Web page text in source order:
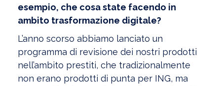
esempio, che cosa state facendo in
ambito trasformazione digitale?
L’anno scorso abbiamo lanciato un
programma di revisione dei nostri prodotti
nell’ambito prestiti, che tradizionalmente
non erano prodotti di punta per ING, ma